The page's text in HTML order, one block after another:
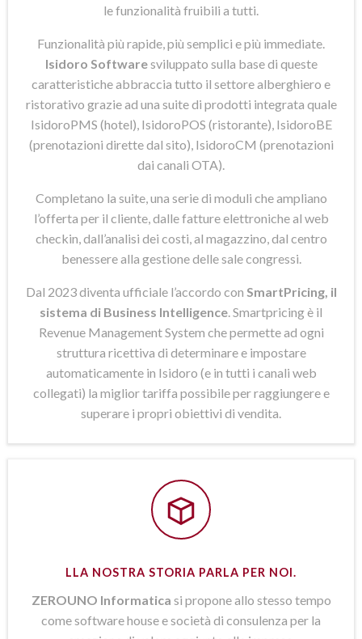
le funzionalità fruibili a tutti.
Funzionalità più rapide, più semplici e più immediate.
Isidoro Softwaresviluppato sulla base di queste
caratteristiche abbraccia tutto il settore alberghiero e
ristorativo grazie ad una suite di prodotti integrata quale
IsidoroPMS (hotel), IsidoroPOS (ristorante), IsidoroBE
(prenotazioni dirette dal sito), IsidoroCM (prenotazioni
dai canali OTA).
Completano la suite, una serie di moduli che ampliano
l’offerta per il cliente, dalle fatture elettroniche al web
checkin, dall’analisi dei costi, al magazzino, dal centro
benessere alla gestione delle sale congressi.
Dal 2023 diventa ufficiale l’accordo con SmartPricing, il
sistema di Business Intelligence . Smartpricing è il
Revenue Management System che permette ad ogni
struttura ricettiva di determinare e impostare
automaticamente in Isidoro (e in tutti i canali web
collegati) la miglior tariffa possibile per raggiungere e
superare i propri obiettivi di vendita.
LLA NOSTRA STORIA PARLA PER NOI.
ZEROUNO Informatica si propone allo stesso tempo
come software house e società di consulenza per la